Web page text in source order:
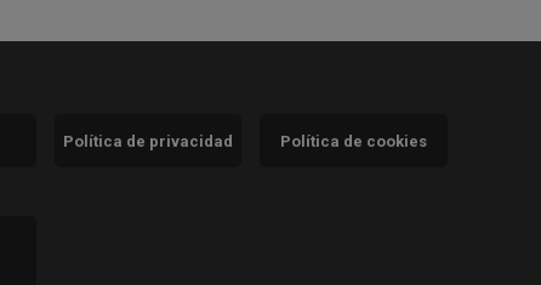
Política de privacidad Política de cookies